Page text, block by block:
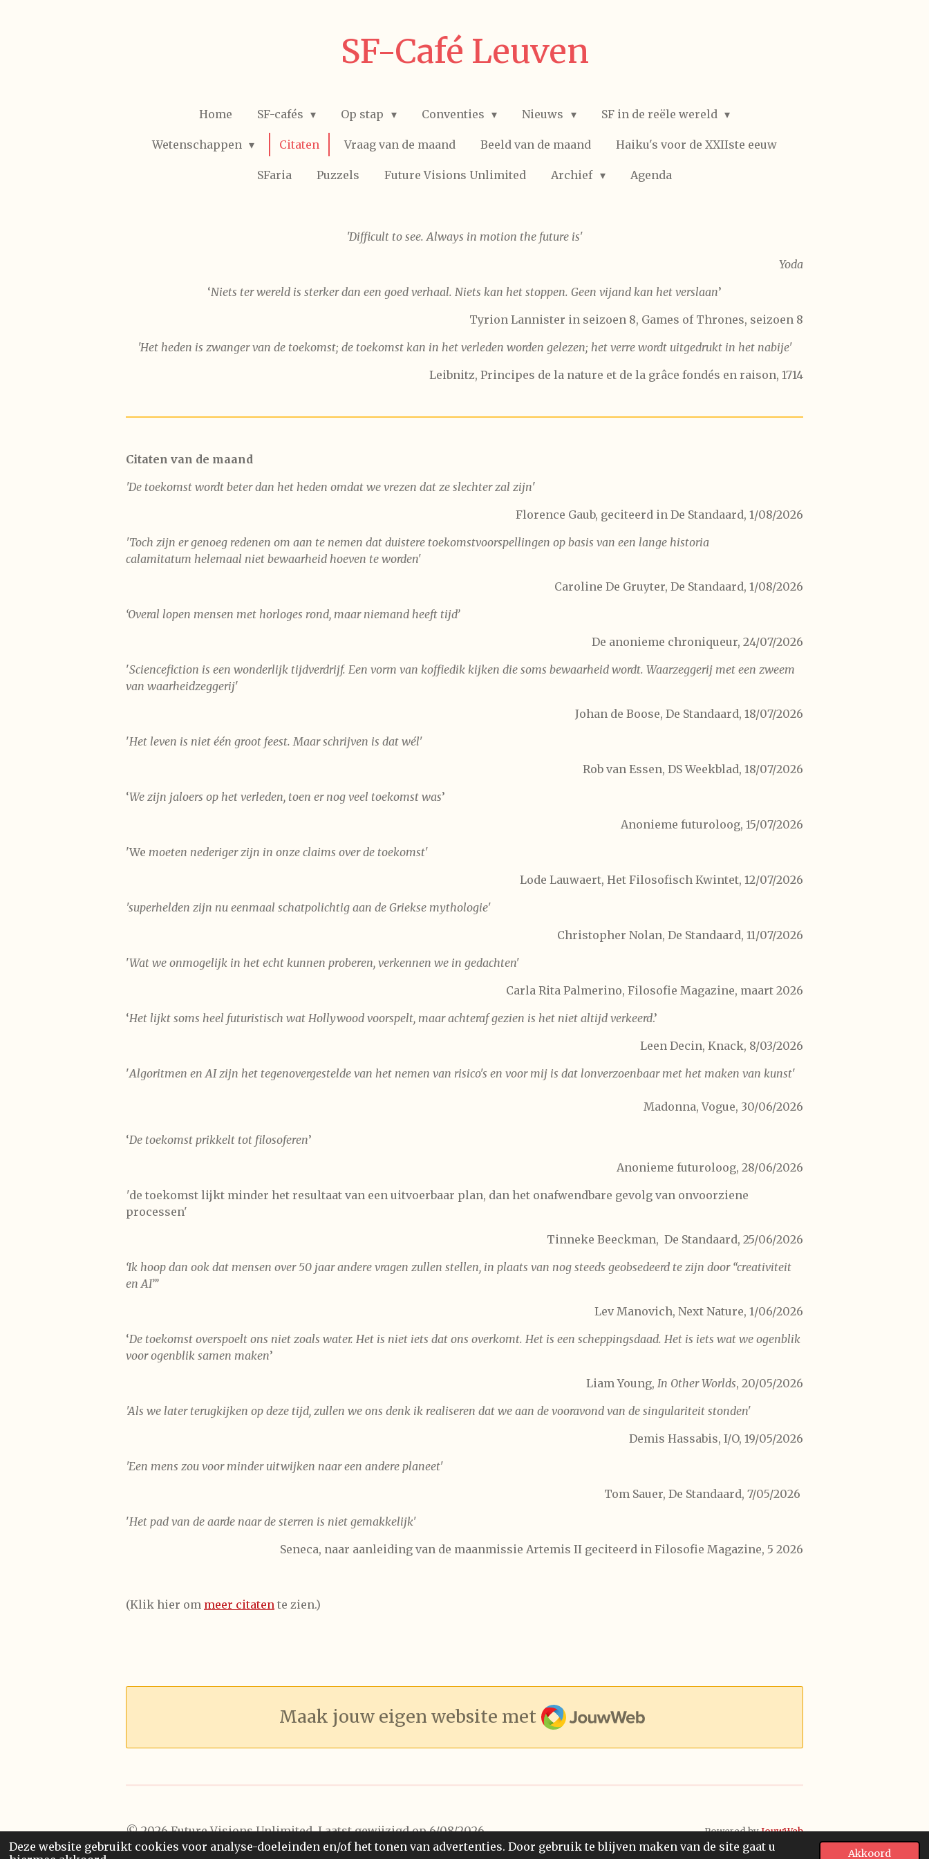
Deze website gebruikt cookies voor analyse-doeleinden en/of het tonen van advertenties. Door gebruik te blijven maken van de site gaat u
Akkoord
SF-Café Leuven
Home SF-cafés Op stap Conventies Nieuws SF in de reële wereld
Wetenschappen Citaten Vraag van de maand Beeld van de maand Haiku's voor de XXIIste eeuw
SFaria Puzzels Future Visions Unlimited Archief Agenda
'Difficult to see. Always in motion the future is'
Yoda
‘Niets ter wereld is sterker dan een goed verhaal. Niets kan het stoppen. Geen vijand kan het verslaan’
Tyrion Lannister in seizoen 8, Games of Thrones, seizoen 8
'Het heden is zwanger van de toekomst; de toekomst kan in het verleden worden gelezen; het verre wordt uitgedrukt in het nabije'
Leibnitz, Principes de la nature et de la grâce fondés en raison, 1714
Citaten van de maand
'De toekomst wordt beter dan het heden omdat we vrezen dat ze slechter zal zijn'
Florence Gaub, geciteerd in De Standaard, 1/08/2026
'Toch zijn er genoeg redenen om aan te nemen dat duistere toekomstvoorspellingen op basis van een lange historia
calamitatum helemaal niet bewaarheid hoeven te worden'
Caroline De Gruyter, De Standaard, 1/08/2026
‘Overal lopen mensen met horloges rond, maar niemand heeft tijd’
De anonieme chroniqueur, 24/07/2026
'Sciencefiction is een wonderlijk tijdverdrijf. Een vorm van koffiedik kijken die soms bewaarheid wordt. Waarzeggerij met een zweem
van waarheidzeggerij'
Johan de Boose, De Standaard, 18/07/2026
'Het leven is niet één groot feest. Maar schrijven is dat wél'
Rob van Essen, DS Weekblad, 18/07/2026
‘We zijn jaloers op het verleden, toen er nog veel toekomst was’
Anonieme futuroloog, 15/07/2026
'We moeten nederiger zijn in onze claims over de toekomst'
Lode Lauwaert, Het Filosofisch Kwintet, 12/07/2026
'superhelden zijn nu eenmaal schatpolichtig aan de Griekse mythologie'
Christopher Nolan, De Standaard, 11/07/2026
'Wat we onmogelijk in het echt kunnen proberen, verkennen we in gedachten'
Carla Rita Palmerino, Filosofie Magazine, maart 2026
‘Het lijkt soms heel futuristisch wat Hollywood voorspelt, maar achteraf gezien is het niet altijd verkeerd.’
Leen Decin, Knack, 8/03/2026
'Algoritmen en AI zijn het tegenovergestelde van het nemen van risico's en voor mij is dat lonverzoenbaar met het maken van kunst'
Madonna, Vogue, 30/06/2026
‘De toekomst prikkelt tot filosoferen’
Anonieme futuroloog, 28/06/2026
'de toekomst lijkt minder het resultaat van een uitvoerbaar plan, dan het onafwendbare gevolg van onvoorziene
processen'
Tinneke Beeckman, De Standaard, 25/06/2026
‘Ik hoop dan ook dat mensen over 50 jaar andere vragen zullen stellen, in plaats van nog steeds geobsedeerd te zijn door “creativiteit
en AI”’
Lev Manovich, Next Nature, 1/06/2026
‘De toekomst overspoelt ons niet zoals water. Het is niet iets dat ons overkomt. Het is een scheppingsdaad. Het is iets wat we ogenblik
voor ogenblik samen maken’
Liam Young, In Other Worlds, 20/05/2026
'Als we later terugkijken op deze tijd, zullen we ons denk ik realiseren dat we aan de vooravond van de singulariteit stonden'
Demis Hassabis, I/O, 19/05/2026
'Een mens zou voor minder uitwijken naar een andere planeet'
Tom Sauer, De Standaard, 7/05/2026
'Het pad van de aarde naar de sterren is niet gemakkelijk'
Seneca, naar aanleiding van de maanmissie Artemis II geciteerd in Filosofie Magazine, 5 2026
(Klik hier om meer citaten te zien.)
Maak jouw eigen website met JouwWeb
© 2026 Future Visions Unlimited. Laatst gewijzigd op 6/08/2026 Powered byJouwWeb